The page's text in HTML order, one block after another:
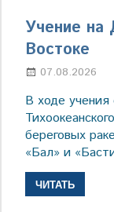
Учение на
Востоке
07.08.2026
В ходе учения
береговых
«Бал» и
ЧИТАТЬ